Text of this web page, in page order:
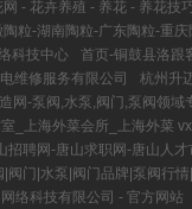
- 花卉养殖 - 养花 - 养花技
粒-湖南陶粒-广东陶粒-重
科技中心
首页-铜鼓县洛跟
维修服务有限公司
杭州升
网-泵阀,水泵,阀门,泵阀领域
室_上海外菜会所_上海外菜
招聘网-唐山求职网-唐山人才
|阀门|水泵|阀门品牌|泵阀行
络科技有限公司 - 官方网站